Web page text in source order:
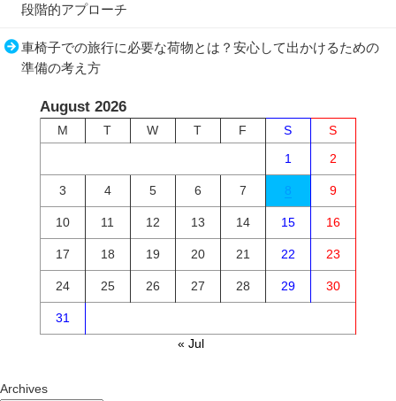
段階的アプローチ
車椅子での旅行に必要な荷物とは？安心して出かけるための
準備の考え方
August 2026
M T W T F S
S
1
2
3 4 5 6 7 8 9
10 11 12 13 14 15 16
17 18 19 20 21 22 23
24 25 26 27 28 29 30
31
« Jul
Archives